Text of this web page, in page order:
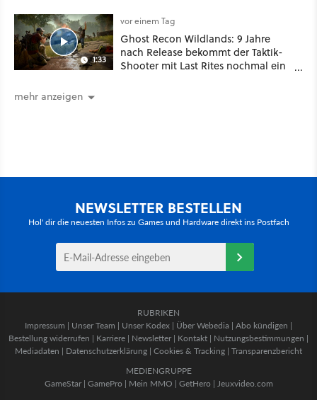
1:33
vor einem Tag
Ghost Recon Wildlands: 9 Jahre
nach Release bekommt der Taktik-
Shooter mit Last Rites nochmal ein
mehr anzeigen
NEWSLETTER BESTELLEN
Hol' dir die neuesten Infos zu Games und Hardware direkt ins Postfach
RUBRIKEN
Impressum | Unser Team | Unser Kodex | Über Webedia | Abo kündigen |
Bestellung widerrufen | Karriere | Newsletter | Kontakt | Nutzungsbestimmungen |
Mediadaten | Datenschutzerklärung | Cookies & Tracking | Transparenzbericht
MEDIENGRUPPE
GameStar| GamePro | Mein MMO | GetHero | Jeuxvideo.com